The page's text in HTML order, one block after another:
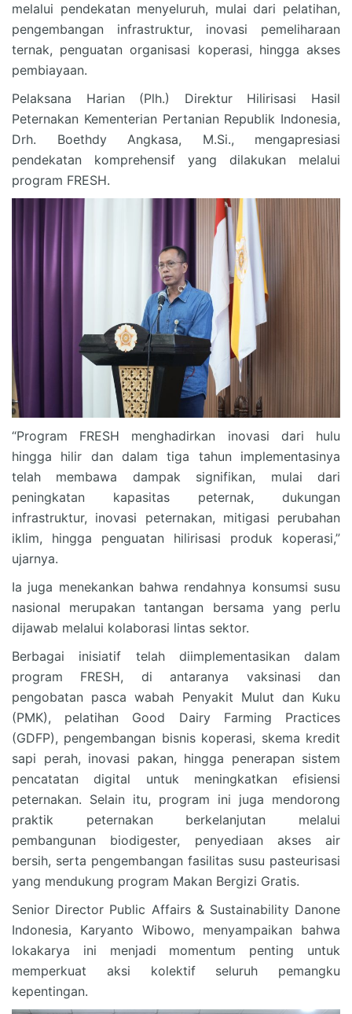
melalui pendekatan menyeluruh, mulai dari pelatihan,
pengembangan infrastruktur, inovasi pemeliharaan
ternak, penguatan organisasi koperasi, hingga akses
pembiayaan.
Pelaksana Harian (Plh.) Direktur Hilirisasi Hasil
Peternakan Kementerian Pertanian Republik Indonesia,
Drh. Boethdy Angkasa, M.Si., mengapresiasi
pendekatan komprehensif yang dilakukan melalui
program FRESH.
“Program FRESH menghadirkan inovasi dari hulu
hingga hilir dan dalam tiga tahun implementasinya
telah membawa dampak signifikan, mulai dari
peningkatan kapasitas peternak, dukungan
infrastruktur, inovasi peternakan, mitigasi perubahan
iklim, hingga penguatan hilirisasi produk koperasi,”
ujarnya.
Ia juga menekankan bahwa rendahnya konsumsi susu
nasional merupakan tantangan bersama yang perlu
dijawab melalui kolaborasi lintas sektor.
Berbagai inisiatif telah diimplementasikan dalam
program FRESH, di antaranya vaksinasi dan
pengobatan pasca wabah Penyakit Mulut dan Kuku
(PMK), pelatihan Good Dairy Farming Practices
(GDFP), pengembangan bisnis koperasi, skema kredit
sapi perah, inovasi pakan, hingga penerapan sistem
pencatatan digital untuk meningkatkan efisiensi
peternakan. Selain itu, program ini juga mendorong
praktik peternakan berkelanjutan melalui
pembangunan biodigester, penyediaan akses air
bersih, serta pengembangan fasilitas susu pasteurisasi
yang mendukung program Makan Bergizi Gratis.
Senior Director Public Affairs & Sustainability Danone
Indonesia, Karyanto Wibowo, menyampaikan bahwa
lokakarya ini menjadi momentum penting untuk
memperkuat aksi kolektif seluruh pemangku
kepentingan.